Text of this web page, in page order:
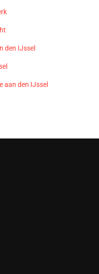
den IJssel
aan den IJssel